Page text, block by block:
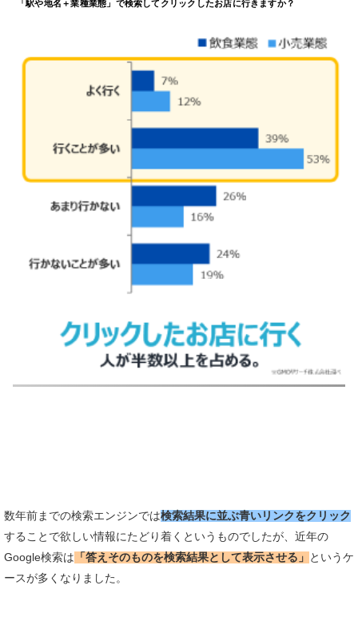
「駅や地名＋業種業態」で検索して クリック したお店に行きますか？
数年前までの検索エンジンでは検索結果に並ぶ青いリンクをクリック
することで欲しい情報にたどり着くというものでしたが、近年の
Google検索は 「答えそのものを検索結果として表示させる」 というケ
ースが多くなりました。